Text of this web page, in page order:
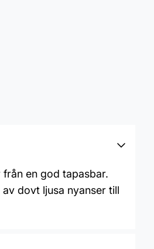
en god tapasbar.
dovt ljusa nyanser till